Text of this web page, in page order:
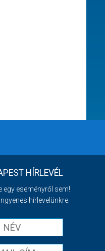
HÍRLEVÉL
egy eseményről sem!
hírlevelünkre: